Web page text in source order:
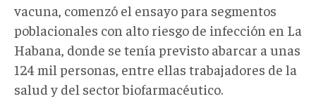
vacuna, comenzó el ensayo para segmentos
poblacionales con alto riesgo de infección en La
Habana, donde se tenía previsto abarcar a unas
124 mil personas, entre ellas trabajadores de la
salud y del sector biofarmacéutico.